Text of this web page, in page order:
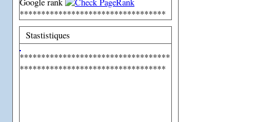
**********************************
Stastistiques
***********************************
**********************************